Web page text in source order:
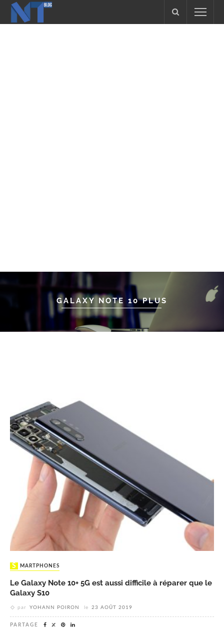
GALAXY NOTE 10 PLUS
SMARTPHONES
Le Galaxy Note 10+ 5G est aussi difficile à réparer que le
Galaxy S10
par YOHANN POIRON le 23 AOÛT 2019
PARTAGE